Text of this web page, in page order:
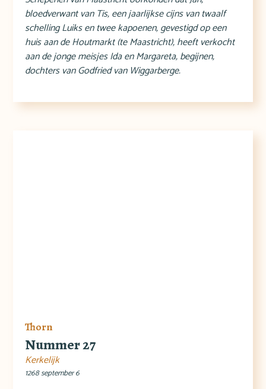
bloedverwant van Tis, een jaarlijkse cijns van twaalf
schelling Luiks en twee kapoenen, gevestigd op een
huis aan de Houtmarkt (te Maastricht), heeft verkocht
aan de jonge meisjes Ida en Margareta, begijnen,
dochters van Godfried van Wiggarberge.
Thorn
Nummer 27
Kerkelijk
1268 september 6